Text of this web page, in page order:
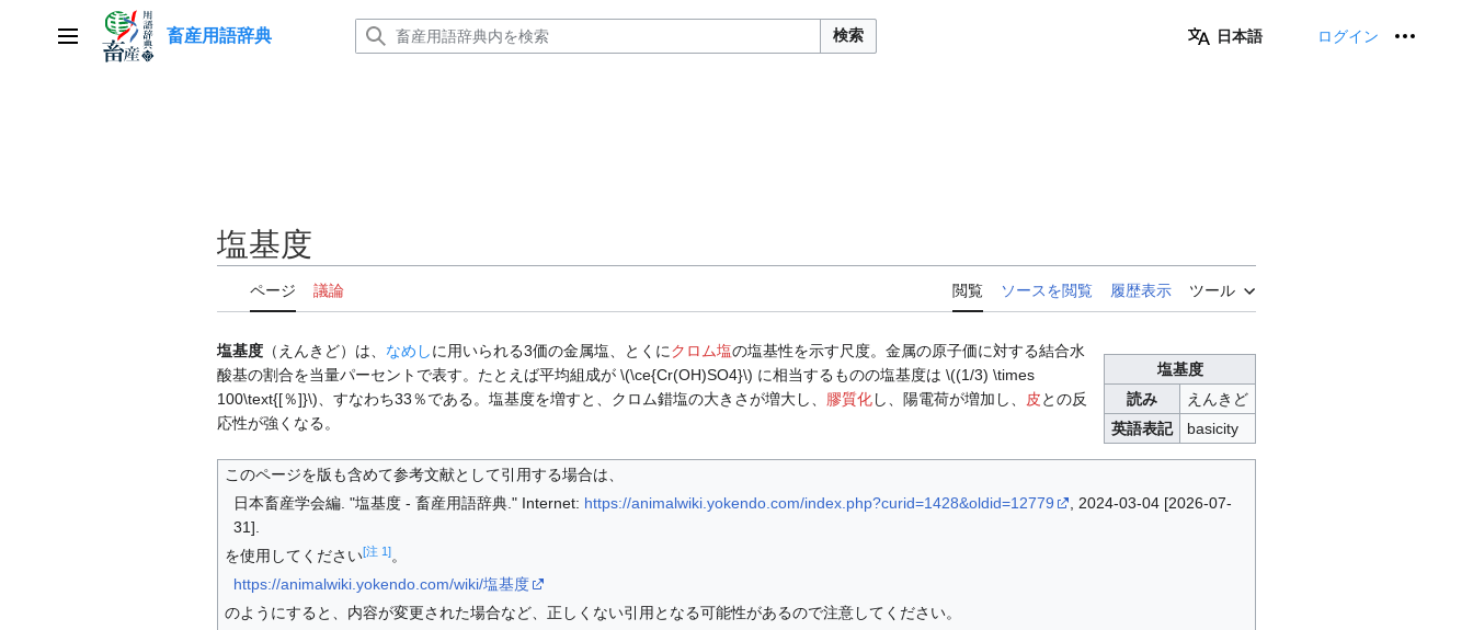
メインメニュー
畜産用語辞典 検索 日本語 ログイン
塩基度
ページ 議論 閲覧 ソースを閲覧 履歴表示 ツール
塩基度
読み
えんきど
英語表記
basicity
塩基度 （えんきど）は、 なめしに用いられる3価の金属塩、とくにクロム塩の塩基性を示す尺度。金属の原子価に対する結合水
酸基の割合を当量パーセントで表す。たとえば平均組成が \(\ce{Cr(OH)SO4}\) に相当するものの塩基度は \((1/3) \times
100\text{[％]}\)、すなわち33％である。塩基度を増すと、クロム錯塩の大きさが増大し、 膠質化し、陽電荷が増加し、 皮との反
応性が強くなる。
このページを版も含めて参考文献として引用する場合は、
日本畜産学会編. "塩基度 - 畜産用語辞典." Internet: https://animalwiki.yokendo.com/index.php?curid=1428&oldid=12779
, 2024-03-04 [2026-07-
31].
を使用してください[注 1]。
https://animalwiki.yokendo.com/wiki/塩基度
のようにすると、内容が変更された場合など、正しくない引用となる可能性があるので注意してください。